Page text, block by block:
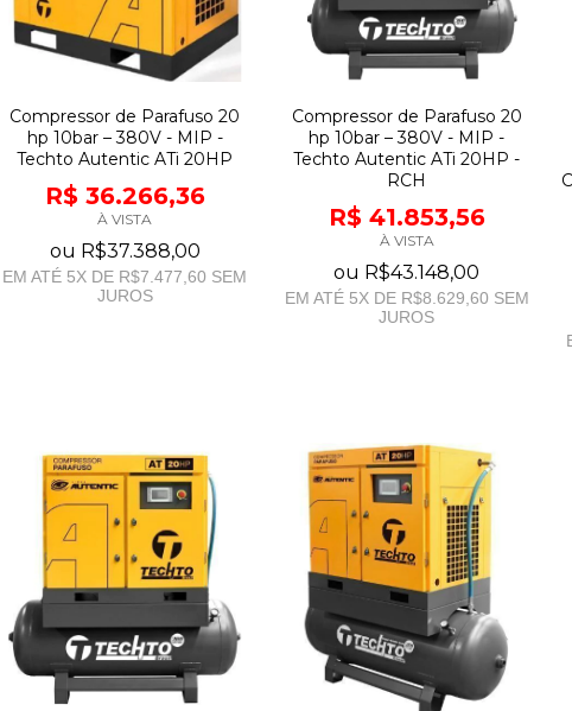
Compressor de Parafuso 20
hp 10bar – 380V - MIP -
Techto Autentic ATi 20HP
R$ 36.266,36
À VISTA
ou R$37.388,00
EM ATÉ 5X DE R$7.477,60 SEM
JUROS
Compressor de Parafuso 20
hp 10bar – 380V - MIP -
Techto Autentic ATi 20HP -
RCH
R$ 41.853,56
À VISTA
ou R$43.148,00
EM ATÉ 5X DE R$8.629,60 SEM
JUROS